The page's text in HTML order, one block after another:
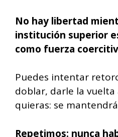
No hay libertad
institución superior
como fuerza
Puedes intentar
doblar, darle la
quieras: se
Repetimos: nunca